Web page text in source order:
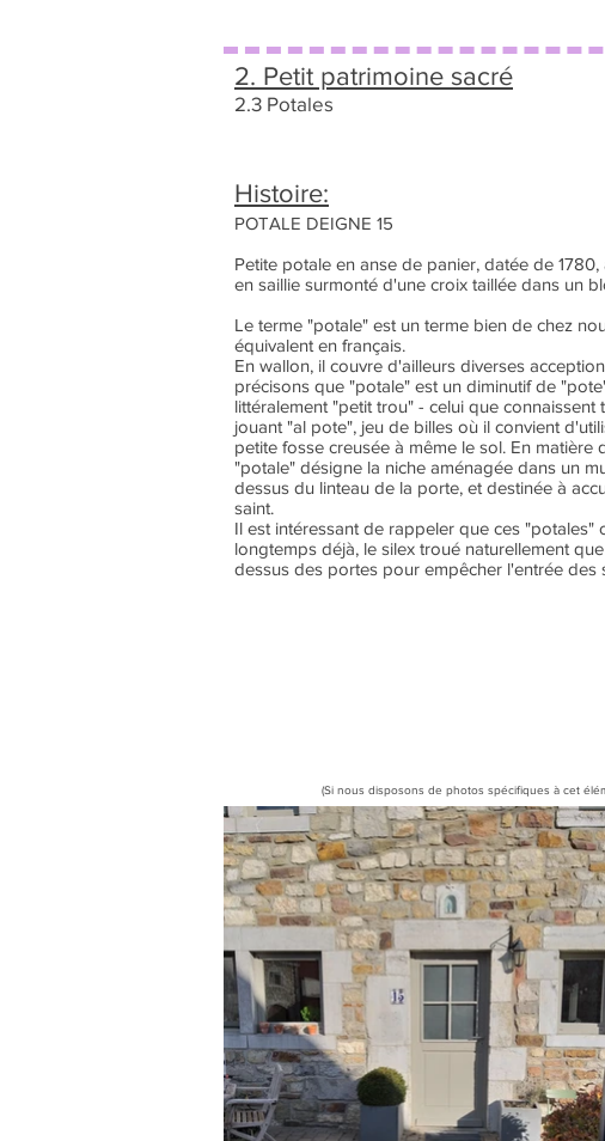
2. Petit patrimoine sacré
2.3 Potales
Histoire:
POTALE DEIGNE 15
Petite potale en anse de panier, datée de
en saillie surmonté d'une croix taillée dans un
Le terme "potale" est un terme bien de chez
équivalent en français.
En wallon, il couvre d'ailleurs diverses
précisons que "potale" est un diminutif de
littéralement "petit trou" - celui que connaissent
jouant "al pote", jeu de billes où il convient
petite fosse creusée à même le sol. En matière
"potale" désigne la niche aménagée dans un
dessus du linteau de la porte, et destinée à
saint.
Il est intéressant de rappeler que ces "potales"
longtemps déjà, le silex troué naturellement
dessus des portes pour empêcher l'entrée des
(Si nous disposons de photos spécifiques à cet